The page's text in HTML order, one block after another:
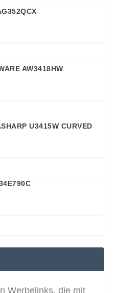
AW3418HW
U3415W CURVED
Werbelinks, die mit